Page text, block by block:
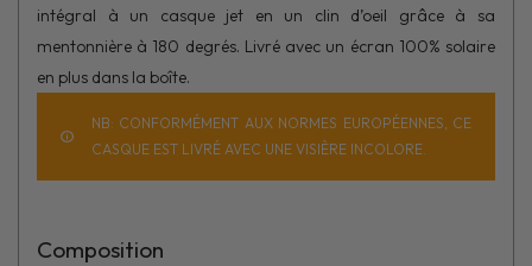
intégral à un casque jet en un clin d’oeil grâce à sa
mentonnière à 180 degrés. Livré avec un écran 100% solaire
en plus dans la boîte.
NB: CONFORMÉMENT AUX NORMES EUROPÉENNES, CE
CASQUE EST LIVRÉ AVEC UNE VISIÈRE INCOLORE.
Composition